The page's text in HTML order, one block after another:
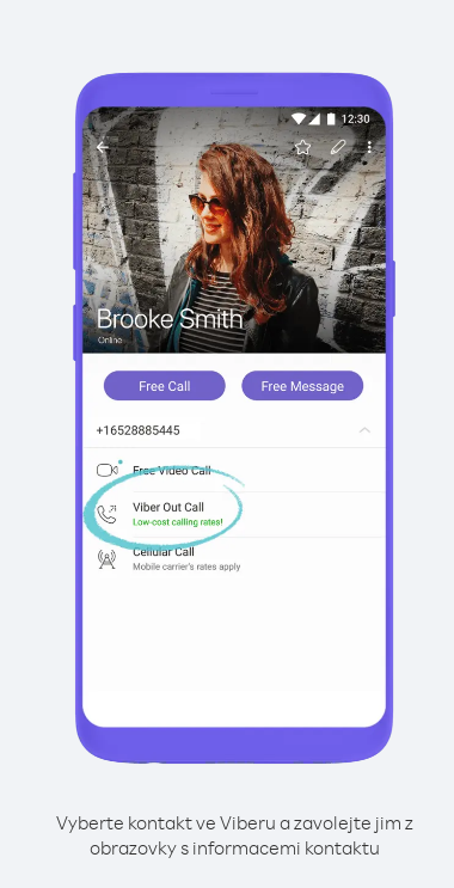
Vyberte kontakt ve Viberu a zavolejte jim z
obrazovky s informacemi kontaktu